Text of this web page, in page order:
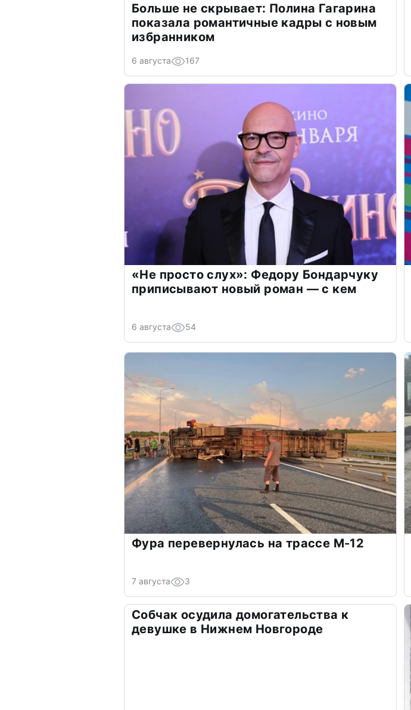
Больше не скрывает: Полина Гагарина
показала романтичные кадры с новым
избранником
6 августа 167
«Не просто слух»: Федору Бондарчуку
приписывают новый роман — с кем
6 августа 54
Фура перевернулась на трассе М-12
7 августа 3
Собчак осудила домогательства к
девушке в Нижнем Новгороде